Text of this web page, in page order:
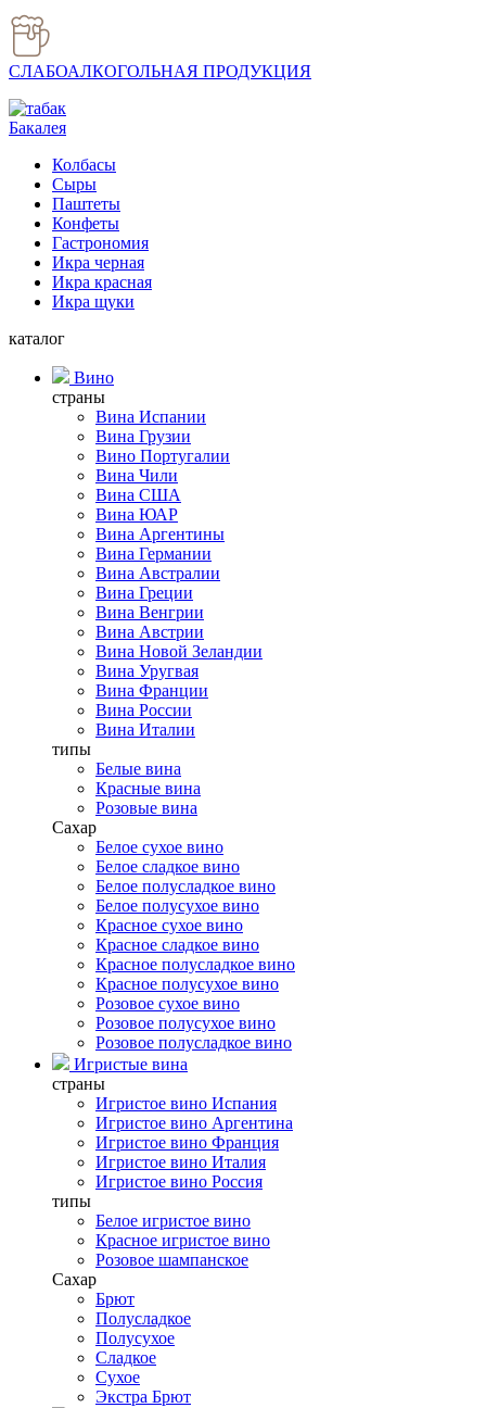
СЛАБОАЛКОГОЛЬНАЯ ПРОДУКЦИЯ
Бакалея
Колбасы
Сыры
Паштеты
Конфеты
Гастрономия
Икра черная
Икра красная
Икра щуки
каталог
Вино
страны
Вина Испании
Вина Грузии
Вино Португалии
Вина Чили
Вина США
Вина ЮАР
Вина Аргентины
Вина Германии
Вина Австралии
Вина Греции
Вина Венгрии
Вина Австрии
Вина Новой Зеландии
Вина Уругвая
Вина Франции
Вина России
Вина Италии
типы
Белые вина
Красные вина
Розовые вина
Сахар
Белое сухое вино
Белое сладкое вино
Белое полусладкое вино
Белое полусухое вино
Красное сухое вино
Красное сладкое вино
Красное полусладкое вино
Красное полусухое вино
Розовое сухое вино
Розовое полусухое вино
Розовое полусладкое вино
Игристые вина
страны
Игристое вино Испания
Игристое вино Аргентина
Игристое вино Франция
Игристое вино Италия
Игристое вино Россия
типы
Белое игристое вино
Красное игристое вино
Розовое шампанское
Сахар
Брют
Полусладкое
Полусухое
Сладкое
Сухое
Экстра Брют